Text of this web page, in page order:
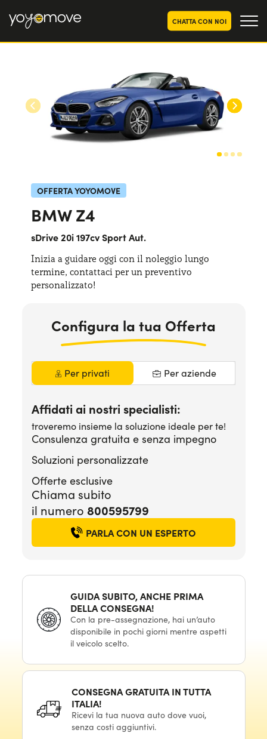
CHATTA CON NOI
LUNGO TERMINE
Aziende e P.IVA
OFFERTE NOLEGGIO
AUTO USATE
CHI SIAMO
Lavora con noi
PERCHÉ CONVIENE
SCEGLI UN PAESE
Serve assistenza?
OFFERTA YOYOMOVE
BMW Z4
sDrive 20i 197cv Sport Aut.
Inizia a guidare oggi con il noleggio lungo
termine, contattaci per un preventivo
personalizzato!
Configura la tua Offerta
Per privati Per aziende
Affidati ai nostri specialisti:
troveremo insieme la soluzione ideale per te!
Consulenza gratuita e senza impegno
Soluzioni personalizzate
Offerte esclusive
Chiama subito
il numero 800595799
PARLA CON UN ESPERTO
GUIDA SUBITO, ANCHE PRIMA
DELLA CONSEGNA!
Con la pre-assegnazione, hai un’auto
disponibile in pochi giorni mentre aspetti
il veicolo scelto.
CONSEGNA GRATUITA IN TUTTA
ITALIA!
Ricevi la tua nuova auto dove vuoi,
senza costi aggiuntivi.